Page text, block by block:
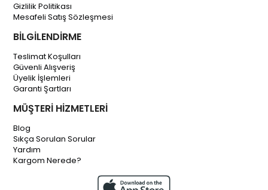
Gizlilik Politikası
Mesafeli Satış Sözleşmesi
BİLGİLENDİRME
Teslimat Koşulları
Güvenli Alışveriş
Üyelik İşlemleri
Garanti Şartları
MÜŞTERİ HİZMETLERİ
Blog
Sıkça Sorulan Sorular
Yardım
Kargom Nerede?